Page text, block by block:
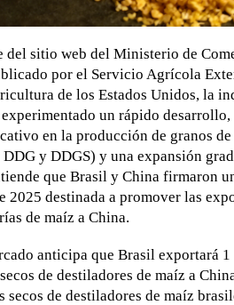
del sitio web del Ministerio de
por el Servicio Agrícola
de los Estados Unidos, la
un rápido
en la producción de granos
y DDGS) y una expansión
que Brasil y China firmaron
2025 destinada a promover las
de maíz a China.
anticipa que Brasil exportará
de destiladores de maíz a
secos de destiladores de maíz